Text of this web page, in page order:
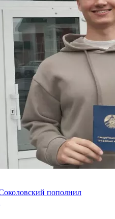
пополнил